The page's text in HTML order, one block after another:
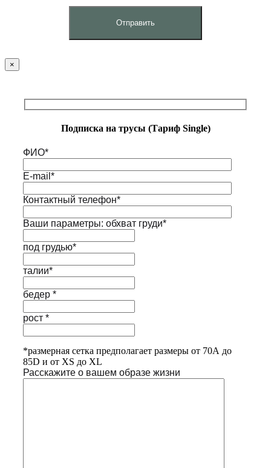
×
Подписка на трусы (Тариф Single)
ФИО*
E-mail*
Контактный телефон*
Ваши параметры: обхват груди*
под грудью*
талии*
бедер *
рост *
*размерная сетка предполагает размеры от 70А до
85D и от XS до XL
Расскажите о вашем образе жизни